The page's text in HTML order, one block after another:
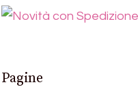
Pagine